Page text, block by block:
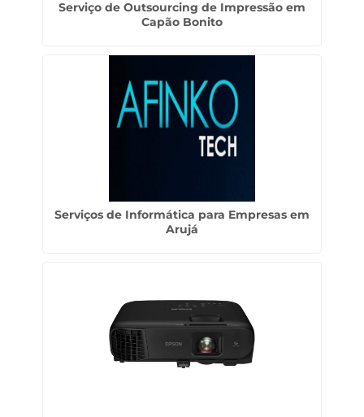
Serviço de Outsourcing de Impressão em
Capão Bonito
Serviços de Informática para Empresas em
Arujá